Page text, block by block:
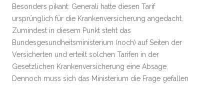
Besonders pikant: Generali hatte diesen Tarif
ursprünglich für die Krankenversicherung angedacht.
Zumindest in diesem Punkt steht das
Bundesgesundheitsministerium (noch) auf Seiten der
Versicherten und erteilt solchen Tarifen in der
Gesetzlichen Krankenversicherung eine Absage.
Dennoch muss sich das Ministerium die Frage gefallen